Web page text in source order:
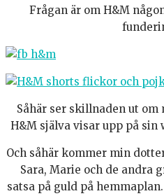
Frågan är om H&M
Såhär ser skillnaden ut om
H&M själva visar upp på sin
Och såhär kommer min
Sara, Marie och de andra
satsa på guld på